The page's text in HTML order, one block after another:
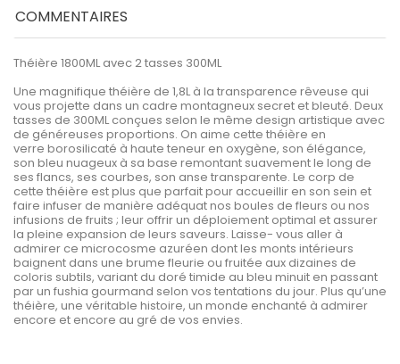
COMMENTAIRES
Théière 1800ML avec 2 tasses 300ML
Une magnifique théière de 1,8L à la transparence rêveuse qui
vous projette dans un cadre montagneux secret et bleuté. Deux
tasses de 300ML conçues selon le même design artistique avec
de généreuses proportions. On aime cette théière en
verre borosilicaté à haute teneur en oxygène, son élégance,
son bleu nuageux à sa base remontant suavement le long de
ses flancs, ses courbes, son anse transparente. Le corp de
cette théière est plus que parfait pour accueillir en son sein et
faire infuser de manière adéquat nos boules de fleurs ou nos
infusions de fruits ; leur offrir un déploiement optimal et assurer
la pleine expansion de leurs saveurs. Laisse- vous aller à
admirer ce microcosme azuréen dont les monts intérieurs
baignent dans une brume fleurie ou fruitée aux dizaines de
coloris subtils, variant du doré timide au bleu minuit en passant
par un fushia gourmand selon vos tentations du jour. Plus qu’une
théière, une véritable histoire, un monde enchanté à admirer
encore et encore au gré de vos envies.